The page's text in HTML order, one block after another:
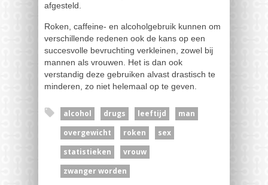
afgesteld.
Roken, caffeine- en alcoholgebruik kunnen om
verschillende redenen ook de kans op een
succesvolle bevruchting verkleinen, zowel bij
mannen als vrouwen. Het is dan ook
verstandig deze gebruiken alvast drastisch te
minderen, zo niet helemaal op te geven.
alcohol drugs leeftijd
man
overgewicht
roken
sex
statistieken
vrouw
zwanger worden